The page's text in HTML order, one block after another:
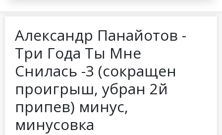
Александр Панайотов -
Три Года Ты Мне
Снилась -3 (сокращен
проигрыш, убран 2й
припев) минус,
минусовка